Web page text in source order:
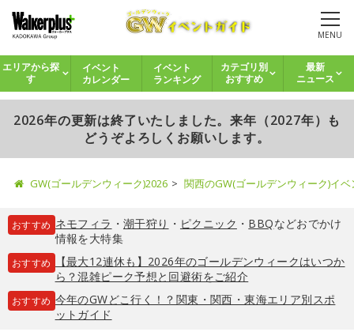
MENU
エリアから探
す
イベント
カレンダー
イベント
ランキング
カテゴリ別
おすすめ
最新
ニュース
2026年の更新は終了いたしました。来年（2027年）も
どうぞよろしくお願いします。
GW(ゴールデンウィーク)2026 関西のGW(ゴールデンウィーク)イ
おすすめ ネモフィラ ・ 潮干狩り ・ ピクニック ・ BBQなどおでかけ
情報を大特集
おすすめ
【最大12連休も】2026年のゴールデンウィークはいつか
ら？混雑ピーク予想と回避術をご紹介
おすすめ 今年のGWどこ行く！？関東・関西・東海エリア別スポ
ットガイド